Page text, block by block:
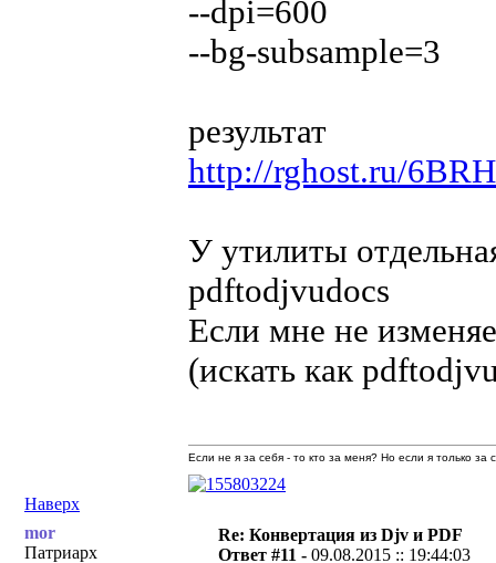
--dpi=600
--bg-subsample=3
результат
http://rghost.ru/
У утилиты
pdftodjvudocs
Если мне не
(искать как
Наверх
Если не я за себя - то кто за меня? Но если я только
mor
Патриарх
Re: Конвертация из Djv и PDF
Ответ #11 -09.08.2015 :: 19:44:03